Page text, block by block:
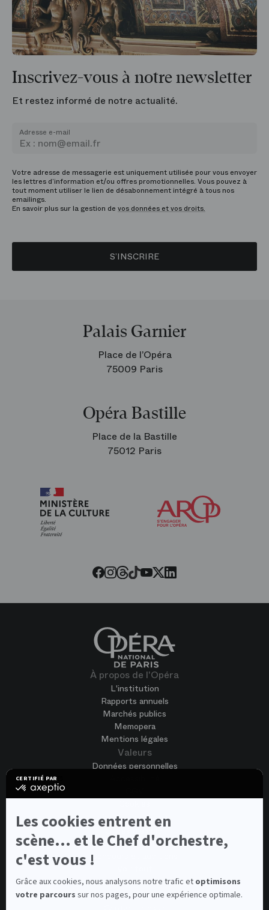
CERTIFIÉ PAR
certifié
En
plus
Axeptio
Les cookies entrent en
scène... et le Chef d'orchestre,
c'est vous !
Grâce aux cookies, nous analysons notre trafic et optimisons
votre parcours sur nos pages, pour une expérience optimale.
Inscrivez-vous à notre newsletter
Et restez informé de notre actualité.
Adresse e-mail
Votre adresse de messagerie est uniquement utilisée pour vous envoyer
les lettres d’information et/ou offres promotionnelles. Vous pouvez à
tout moment utiliser le lien de désabonnement intégré à tous nos
emailings.
En savoir plus sur la gestion de vos données et vos droits.
S’INSCRIRE
Palais Garnier
Place de l’Opéra
75009 Paris
Opéra Bastille
Place de la Bastille
75012 Paris
Facebook
Instagram
Threads
Tiktok
Youtube
Twitter
LinkedIn
À propos de l'Opéra
L'institution
Rapports annuels
Marchés publics
Memopera
Mentions légales
Valeurs
Données personnelles
Nous rejoindre
Candidature spontanée
Concours et auditions
Contacts
Contacts spectateurs et visiteurs